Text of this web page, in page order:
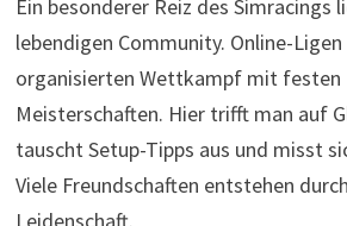
Ein besonderer Reiz des Simracings
lebendigen Community. Online-
organisierten Wettkampf mit festen
Meisterschaften. Hier trifft man auf
tauscht Setup-Tipps aus und misst
Viele Freundschaften entstehen